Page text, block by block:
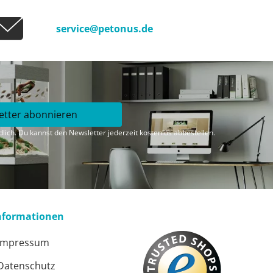
service@petonus.de
abonnieren
Du kannst den Newsletter jederzeit kostenlos abbestellen.